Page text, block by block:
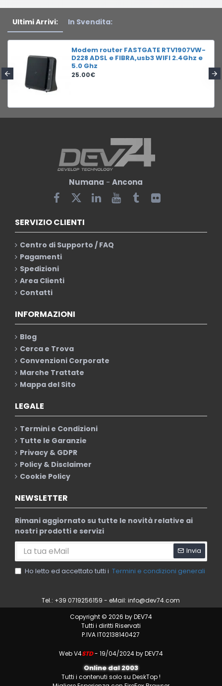
Ultimi Arrivi: In Svendita:
Modem router FASTGATE RTV1907VW-
D228 ADSL e FIBRA,usb3 WIFI 2.4Ghz e
5.0 Ghz
25.00€
Numana - Ancona
SERVIZIO CLIENTI
Centro di Supporto / FAQ
Pagamenti
Spedizioni
Area Clienti
Contatti
INFORMAZIONI
Blog
Cerca e Trova
Convenzioni Corporate
Marche Trattate
Mappa del Sito
LEGALE
Termini e Condizioni
Tutte le Garanzie
Privacy & GDPR
Policy & Disclaimer
Cookie Policy
NEWSLETTER
Rimani aggiornato su tutte le novità relative ai
nostri prodotti e servizi
Invia
Ho letto ed accettato tutti i Termini e condizioni generali
Tel.: +39 0719256159 - eMail:info@dev74.com
Copyright © 2026 by DEV74
Tutti i diritti Riservati
P.IVA IT02138140427
Web V4STD- 19/04/2024 by DEV74
Online dal 2003
Tutti i contenuti solo su DeskTop !